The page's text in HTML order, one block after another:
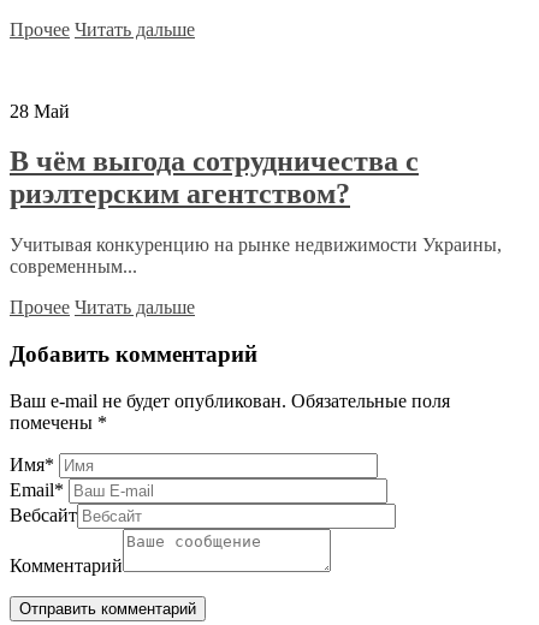
Прочее Читать дальше
28 Май
В чём выгода сотрудничества с
риэлтерским агентством?
Учитывая конкуренцию на рынке недвижимости Украины,
современным...
Прочее Читать дальше
Добавить комментарий
Ваш e-mail не будет опубликован. Обязательные поля
помечены *
Имя*
Email*
Вебсайт
Комментарий